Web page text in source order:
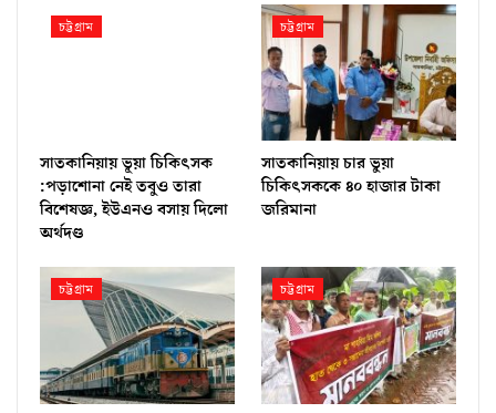
চট্টগ্রাম
সাতকানিয়ায় ভূয়া চিকিৎসক
:পড়াশোনা নেই তবুও তারা
বিশেষজ্ঞ, ইউএনও বসায় দিলো
অর্থদণ্ড
চট্টগ্রাম
সাতকানিয়ায় চার ভুয়া
চিকিৎসককে ৪০ হাজার টাকা
জরিমানা
চট্টগ্রাম চট্টগ্রাম